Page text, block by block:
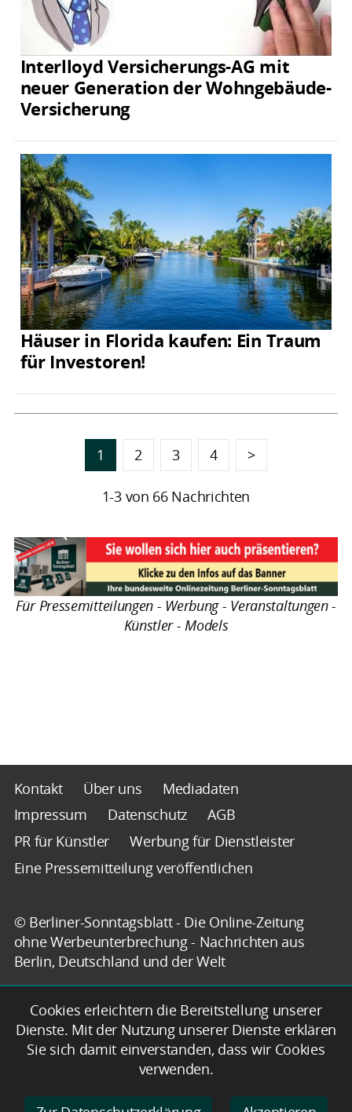
Interlloyd Versicherungs-AG mit
neuer Generation der Wohngebäude-
Versicherung
Häuser in Florida kaufen: Ein Traum
für Investoren!
1 2 3 4 >
1-3 von 66 Nachrichten
Für Pressemitteilungen - Werbung - Veranstaltungen -
Künstler - Models
Kontakt Über uns
Mediadaten
Impressum
Datenschutz
AGB
PR für Künstler
Werbung für Dienstleister
Eine Pressemitteilung veröffentlichen
© Berliner-Sonntagsblatt - Die Online-Zeitung
ohne Werbeunterbrechung - Nachrichten aus
Berlin, Deutschland und der Welt
Cookies erleichtern die Bereitstellung unserer
Dienste. Mit der Nutzung unserer Dienste erklären
Sie sich damit einverstanden, dass wir Cookies
verwenden.